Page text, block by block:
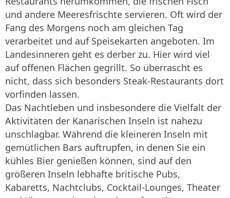
und andere Meeresfrischte servieren. Oft wird der
Fang des Morgens noch am gleichen Tag
verarbeitet und auf Speisekarten angeboten. Im
Landesinneren geht es derber zu. Hier wird viel
auf offenen Flächen gegrillt. So überrascht es
nicht, dass sich besonders Steak-Restaurants dort
vorfinden lassen.
Das Nachtleben und insbesondere die Vielfalt der
Aktivitäten der Kanarischen Inseln ist nahezu
unschlagbar. Während die kleineren Inseln mit
gemütlichen Bars auftrupfen, in denen Sie ein
kühles Bier genießen können, sind auf den
größeren Inseln lebhafte britische Pubs,
Kabaretts, Nachtclubs, Cocktail-Lounges, Theater